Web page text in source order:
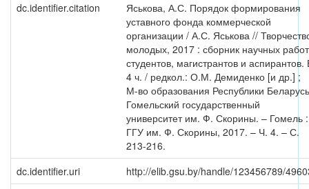
dc.identifier.citation
Яськова, А.С. Порядок формирования
уставного фонда коммерческой
организации / А.С. Яськова //
молодых, 2017 : сборник научных работ
студентов, магистрантов и аспирантов.
4 ч. / редкол.: О.М. Демиденко [и др.] ;
М-во образования Республики
Гомельский государственный
университет им. Ф. Скорины. – Гомель :
ГГУ им. Ф. Скорины, 2017. – Ч. 4. – С.
213-216.
dc.identifier.uri
http://elib.gsu.by/handle/123456789/